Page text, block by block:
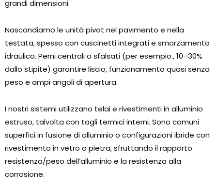
grandi dimensioni.
Nascondiamo le unità pivot nel pavimento e nella
testata, spesso con cuscinetti integrati e smorzamento
idraulico. Perni centrali o sfalsati (per esempio., 10–30%
dallo stipite) garantire liscio, funzionamento quasi senza
peso e ampi angoli di apertura.
I nostri sistemi utilizzano telai e rivestimenti in alluminio
estruso, talvolta con tagli termici interni. Sono comuni
superfici in fusione di alluminio o configurazioni ibride con
rivestimento in vetro o pietra, sfruttando il rapporto
resistenza/peso dell’alluminio e la resistenza alla
corrosione.